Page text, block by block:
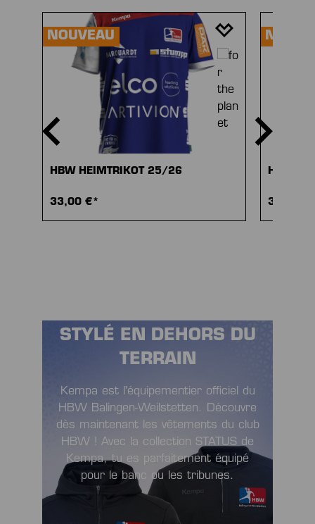
Ignorer la galerie de produits
NOUVEAU
HBW HEIMTRIKOT 25/26
33,00 €*
HBW
33,00
STYLÉ EN DEHORS DU
TERRAIN
Kempa est l'équipementier officiel du
HBW Balingen-Weilstetten. Découvre
dès maintenant les vêtements du club
HBW ! Avec la collection STATUS de
Kempa, tu es parfaitement équipé
pour le banc ou les tribunes.